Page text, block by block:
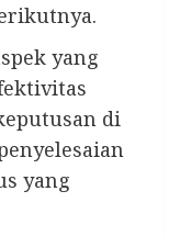
yang
di
yang